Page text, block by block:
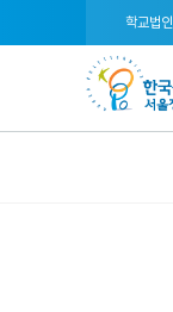
학교법인